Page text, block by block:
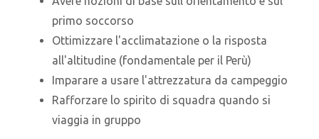
primo soccorso
Ottimizzare l'acclimatazione o la risposta
all'altitudine (fondamentale per il Perù)
Imparare a usare l'attrezzatura da campeggio
Rafforzare lo spirito di squadra quando si
viaggia in gruppo